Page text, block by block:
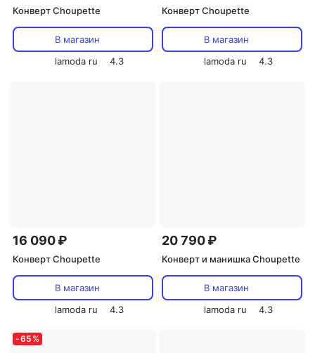
Конверт Choupette
В магазин
lamoda ru
4.3
Конверт Choupette
В магазин
lamoda ru
4.3
16 090 ₽
Конверт Choupette
В магазин
lamoda ru
4.3
20 790 ₽
Конверт и манишка Choupette
В магазин
lamoda ru
4.3
-65 %